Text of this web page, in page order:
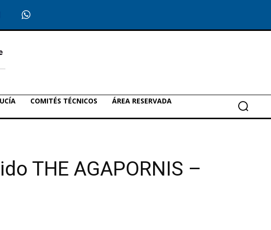
COMITÉS TÉCNICOS
ÁREA RESERVADA
THE AGAPORNIS –